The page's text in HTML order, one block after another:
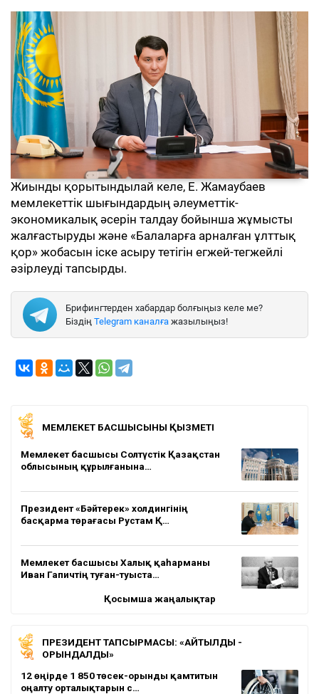
Жиынды қорытындылай келе, Е. Жамаубаев
мемлекеттік шығындардың әлеуметтік-
экономикалық әсерін талдау бойынша жұмысты
жалғастыруды және «Балаларға арналған ұлттық
қор» жобасын іске асыру тетігін егжей-тегжейлі
әзірлеуді тапсырды.
Брифингтерден хабардар болғыңыз келе ме?
Біздің Telegram каналға жазылыңыз!
МЕМЛЕКЕТ БАСШЫСЫНЫҢ ҚЫЗМЕТІ
Мемлекет басшысы Солтүстік Қазақстан
облысының құрылғанына…
Президент «Бәйтерек» холдингінің
басқарма төрағасы Рустам Қ…
Мемлекет басшысы Халық қаһарманы
Иван Гапичтің туған-туыста…
Қосымша жаңалықтар
ПРЕЗИДЕНТ ТАПСЫРМАСЫ: «АЙТЫЛДЫ -
ОРЫНДАЛДЫ»
12 өңірде 1 850 төсек-орынды қамтитын
оңалту орталықтарын с…